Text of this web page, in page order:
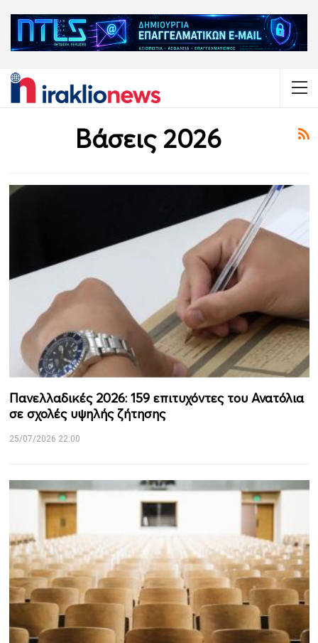
Βάσεις 2026
Πανελλαδικές 2026: 159 επιτυχόντες του Ανατόλια
σε σχολές υψηλής ζήτησης
25/07/2026 22:00